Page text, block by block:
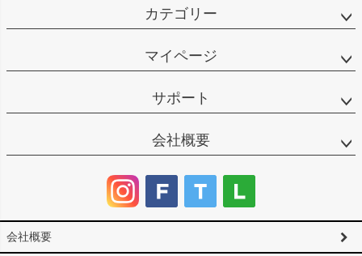
カテゴリー
マイページ
サポート
会社概要
会社概要